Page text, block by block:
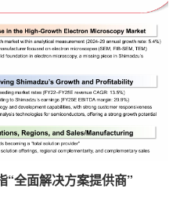
全面解决方案提供商”